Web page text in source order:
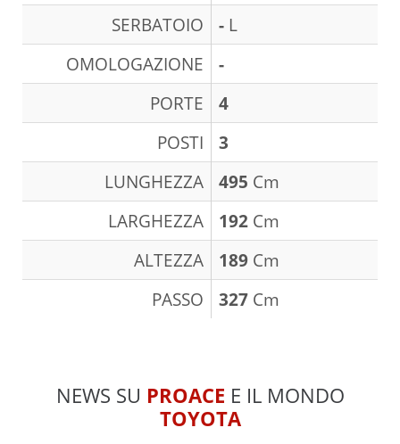
SERBATOIO
- L
OMOLOGAZIONE
-
PORTE
4
POSTI
3
LUNGHEZZA
495 Cm
LARGHEZZA
192 Cm
ALTEZZA
189 Cm
PASSO
327 Cm
NEWS SU PROACE E IL MONDO
TOYOTA